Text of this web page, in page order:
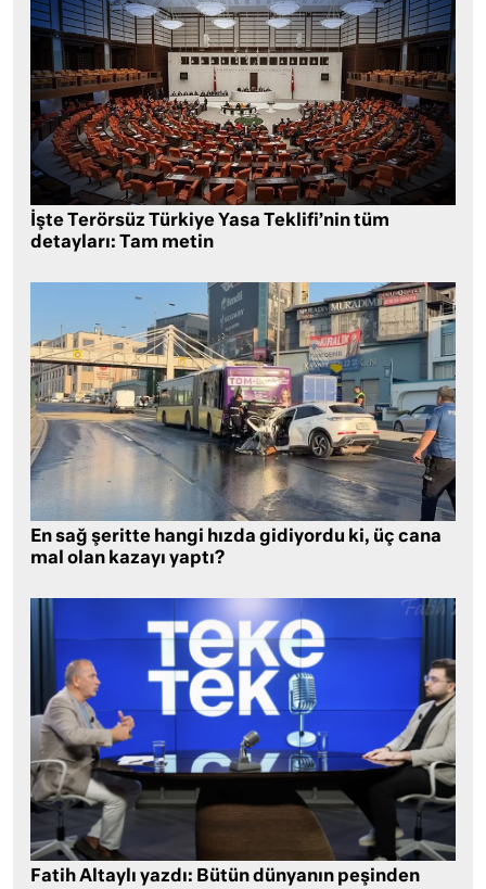
İşte Terörsüz Türkiye Yasa Teklifi’nin tüm
detayları: Tam metin
En sağ şeritte hangi hızda gidiyordu ki, üç cana
mal olan kazayı yaptı?
Fatih Altaylı yazdı: Bütün dünyanın peşinden